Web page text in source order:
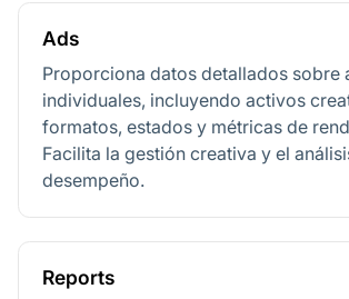
Ads
Proporciona datos detallados sobre
individuales, incluyendo activos
formatos, estados y métricas de
Facilita la gestión creativa y el
desempeño.
Reports